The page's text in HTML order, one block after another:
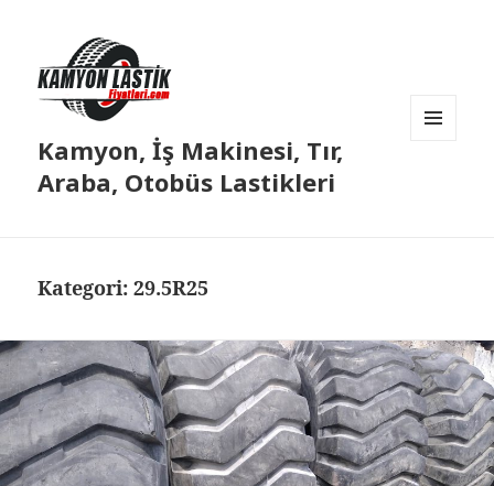
Kamyon, İş Makinesi, Tır,
Araba, Otobüs Lastikleri
Kategori:29.5R25